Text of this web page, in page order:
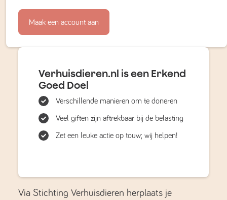
Maak een account aan
Verhuisdieren.nl is een Erkend
Goed Doel
Verschillende manieren om te doneren
Veel giften zijn aftrekbaar bij de belasting
Zet een leuke actie op touw; wij helpen!
Via Stichting Verhuisdieren herplaats je